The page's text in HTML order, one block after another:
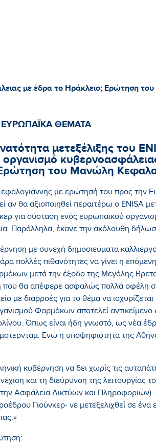
με έδρα το Ηράκλειο; Ερώτηση
ΕΥΡΩΠΑΪΚΑ ΘΕΜΑΤΑ
μετεξέλιξης του
του Μανώλη
με ερώτησή του προς την
αν θα αξιοποιηθεί περαιτέρω ο ENISA
για σύσταση ενός ευρωπαϊκού
Παράλληλα, έκανε την ακόλουθη
με συνεχή δημοσιεύματα
πολλές πιθανότητες να γίνει η
μετά την έξοδο της Μεγάλης
που θα απέφερε ασφαλώς πολλά οφέλη
με διαρροές για το θέμα να
Φαρμάκων αποτελεί
Όπως είναι ήδη γνωστό, ως νέα
Ενώ η υποψηφιότητα της
κυβέρνηση να δει χωρίς τις
και τη διεύρυνση της λειτουργίας
Ασφάλεια Δικτύων και
Γιούνκερ- νε μετεξελιχθεί σε